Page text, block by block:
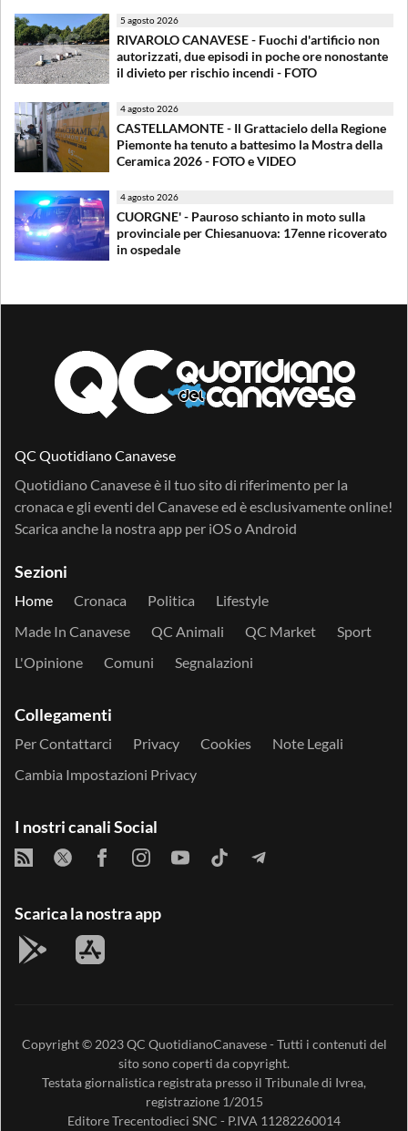
5 agosto 2026
RIVAROLO CANAVESE - Fuochi d'artificio non
autorizzati, due episodi in poche ore nonostante
il divieto per rischio incendi - FOTO
4 agosto 2026
CASTELLAMONTE - Il Grattacielo della Regione
Piemonte ha tenuto a battesimo la Mostra della
Ceramica 2026 - FOTO e VIDEO
4 agosto 2026
CUORGNE' - Pauroso schianto in moto sulla
provinciale per Chiesanuova: 17enne ricoverato
in ospedale
QC Quotidiano Canavese
Quotidiano Canavese è il tuo sito di riferimento per la
cronaca e gli eventi del Canavese ed è esclusivamente online!
Scarica anche la nostra app per iOSoAndroid
Sezioni
Home Cronaca Politica
Lifestyle
Made In Canavese
QC Animali QC Market
Sport
L'Opinione
Comuni Segnalazioni
Collegamenti
Per Contattarci Privacy Cookies
Note Legali
Cambia Impostazioni Privacy
I nostri canali Social
Scarica la nostra app
Copyright © 2023QC QuotidianoCanavese- Tutti i contenuti del
sito sono coperti da copyright.
Testata giornalistica registrata presso il Tribunale di Ivrea,
registrazione 1/2015
EditoreTrecentodieci SNC - P.IVA 11282260014